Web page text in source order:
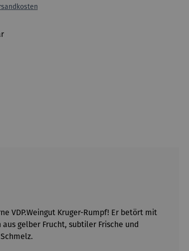
VDP.Weingut Kruger-Rumpf! Er betört mit
gelber Frucht, subtiler Frische und